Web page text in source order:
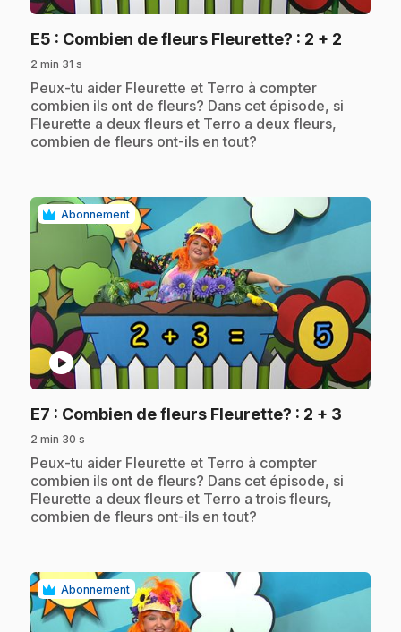
E5 : Combien de fleurs Fleurette? : 2 + 2
2 min 31 s
.Peux-tu aider Fleurette et Terro à compter
combien ils ont de fleurs? Dans cet épisode, si
Fleurette a deux fleurs et Terro a deux fleurs,
combien de fleurs ont-ils en tout?
Abonnement
play_circle
E7 : Combien de fleurs Fleurette? : 2 + 3
2 min 30 s
.Peux-tu aider Fleurette et Terro à compter
combien ils ont de fleurs? Dans cet épisode, si
Fleurette a deux fleurs et Terro a trois fleurs,
combien de fleurs ont-ils en tout?
Abonnement